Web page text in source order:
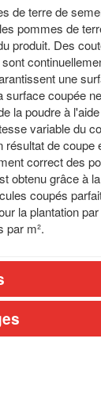
de terre de
pommes de
produit. Des
une
surface coupée
la poudre à
variable du
résultat de coupe
correct des
obtenu grâce à
coupés
la plantation
par m².